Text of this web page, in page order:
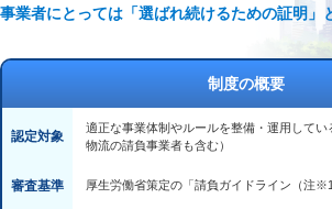
事業者にとっては「選ばれ続けるための証明」
制度の概要
認定対象
適正な事業体制やルールを整備・運用して
物流の請負事業者も含む）
審査基準 厚生労働省策定の「請負ガイドライン（注